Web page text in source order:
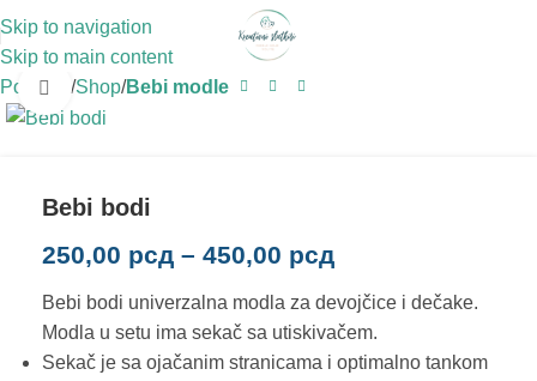
Skip to navigation
Skip to main content
Početna
Shop Bebi modle
Click to enlarge
Bebi bodi
250,00 рсд – 450,00 рсд
Bebi bodi univerzalna modla za devojčice i dečake.
Modla u setu ima sekač sa utiskivačem.
Sekač je sa ojačanim stranicama i optimalno tankom